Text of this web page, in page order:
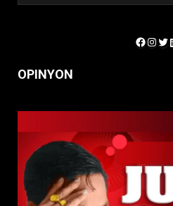
OPINYON